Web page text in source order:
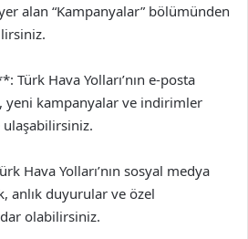
alan “Kampanyalar” bölümünden
Hava Yolları’nın e-posta
yeni kampanyalar ve indirimler
ulaşabilirsiniz.
Hava Yolları’nın sosyal medya
anlık duyurular ve özel
olabilirsiniz.